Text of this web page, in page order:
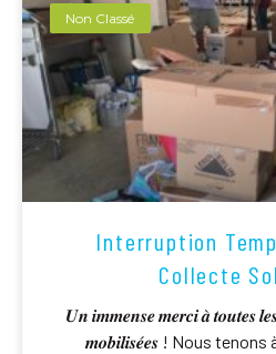
Non Classé
Interruption
Collecte
𝑼𝒏 𝒊𝒎𝒎𝒆𝒏𝒔𝒆 𝒎𝒆𝒓𝒄𝒊 𝒂̀ 𝒕𝒐𝒖𝒕𝒆𝒔
𝒎𝒐𝒃𝒊𝒍𝒊𝒔𝒆́𝒆𝒔 ! Nous